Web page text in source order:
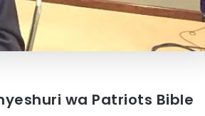
wa Patriots Bible